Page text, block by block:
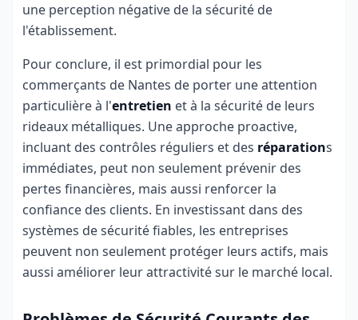
une perception négative de la sécurité de
l'établissement.
Pour conclure, il est primordial pour les
commerçants de Nantes de porter une attention
particulière à l'entretien et à la sécurité de leurs
rideaux métalliques. Une approche proactive,
incluant des contrôles réguliers et des réparations
immédiates, peut non seulement prévenir des
pertes financières, mais aussi renforcer la
confiance des clients. En investissant dans des
systèmes de sécurité fiables, les entreprises
peuvent non seulement protéger leurs actifs, mais
aussi améliorer leur attractivité sur le marché local.